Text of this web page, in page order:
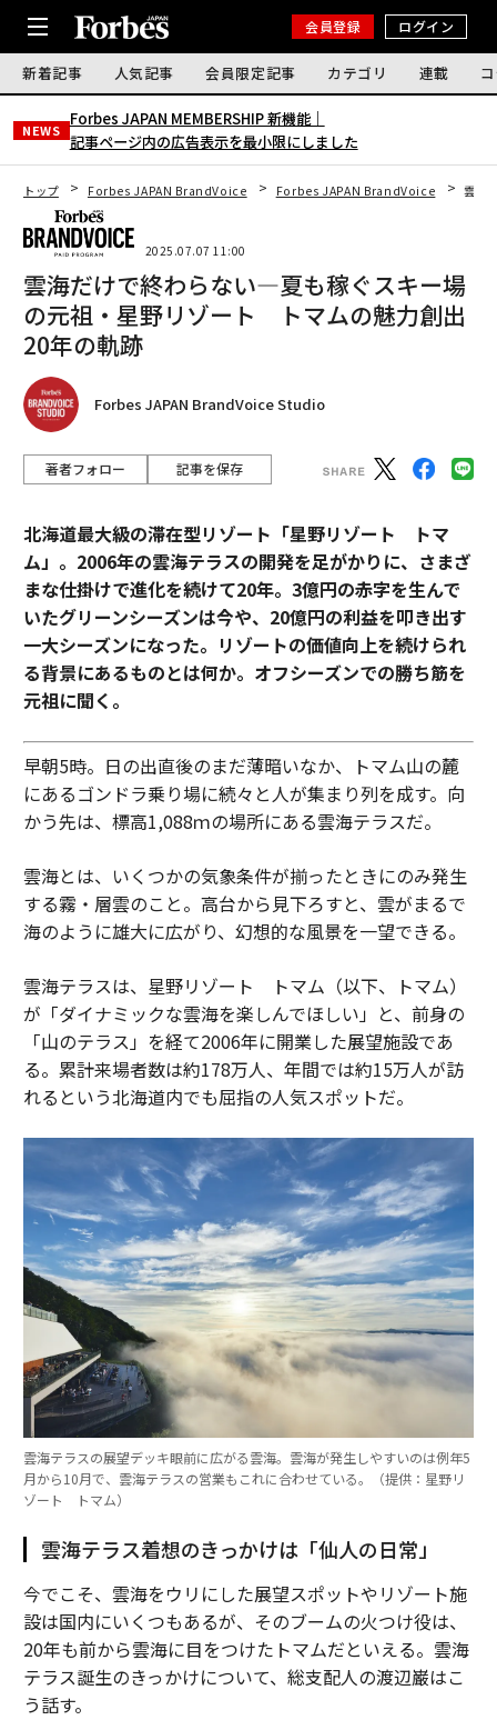
会員登録 ログイン
新着記事 人気記事 会員限定記事 カテゴリ 連載
NEWS
Forbes JAPAN MEMBERSHIP 新機能｜
記事ページ内の広告表示を最小限にしました
トップ Forbes JAPAN BrandVoice Forbes JAPAN BrandVoice 雲海
2025.07.07 11:00
雲海だけで終わらない—夏も稼ぐスキー場
の元祖・星野リゾート トマムの魅力創出
20年の軌跡
Forbes JAPAN BrandVoice Studio
著者フォロー 記事を保存
北海道最大級の滞在型リゾート「星野リゾート トマ
ム」。2006年の雲海テラスの開発を足がかりに、さまざ
まな仕掛けで進化を続けて20年。3億円の赤字を生んで
いたグリーンシーズンは今や、20億円の利益を叩き出す
一大シーズンになった。リゾートの価値向上を続けられ
る背景にあるものとは何か。オフシーズンでの勝ち筋を
元祖に聞く。
早朝5時。日の出直後のまだ薄暗いなか、トマム山の麓
にあるゴンドラ乗り場に続々と人が集まり列を成す。向
かう先は、標高1,088ｍの場所にある雲海テラスだ。
雲海とは、いくつかの気象条件が揃ったときにのみ発生
する霧・層雲のこと。高台から見下ろすと、雲がまるで
海のように雄大に広がり、幻想的な風景を一望できる。
雲海テラスは、星野リゾート トマム（以下、トマム）
が「ダイナミックな雲海を楽しんでほしい」と、前身の
「山のテラス」を経て2006年に開業した展望施設であ
る。累計来場者数は約178万人、年間では約15万人が訪
れるという北海道内でも屈指の人気スポットだ。
雲海テラスの展望デッキ眼前に広がる雲海。雲海が発生しやすいのは例年5
月から10月で、雲海テラスの営業もこれに合わせている。（提供：星野リ
ゾート トマム）
雲海テラス着想のきっかけは「仙人の日常」
今でこそ、雲海をウリにした展望スポットやリゾート施
設は国内にいくつもあるが、そのブームの火つけ役は、
20年も前から雲海に目をつけたトマムだといえる。雲海
テラス誕生のきっかけについて、総支配人の渡辺巌はこ
う話す。